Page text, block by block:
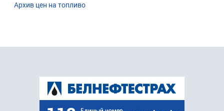
Архив цен на топливо